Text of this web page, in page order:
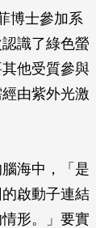
博士參加系
識了綠色螢
他受質參與
由紫外光激
海中，「是
啟動子連結
形。」要實